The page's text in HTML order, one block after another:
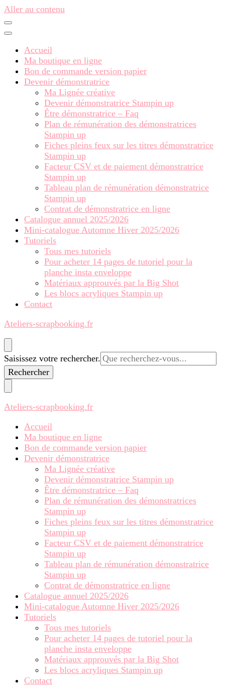
Aller au contenu
Accueil
Ma boutique en ligne
Bon de commande version papier
Devenir démonstratrice
Ma Lignée créative
Devenir démonstratrice Stampin up
Être démonstratrice – Faq
Plan de rémunération des démonstratrices
Stampin up
Fiches pleins feux sur les titres démonstratrice
Stampin up
Facteur CSV et de paiement démonstratrice
Stampin up
Tableau plan de rémunération démonstratrice
Stampin up
Contrat de démonstratrice en ligne
Catalogue annuel 2025/2026
Mini-catalogue Automne Hiver 2025/2026
Tutoriels
Tous mes tutoriels
Pour acheter 14 pages de tutoriel pour la
planche insta enveloppe
Matériaux approuvés par la Big Shot
Les blocs acryliques Stampin up
Contact
Ateliers-scrapbooking.fr
Vous
recherchiez
quelque
Saisissez votre rechercher.
Ateliers-scrapbooking.fr
Accueil
Ma boutique en ligne
Bon de commande version papier
Devenir démonstratrice
Ma Lignée créative
Devenir démonstratrice Stampin up
Être démonstratrice – Faq
Plan de rémunération des démonstratrices
Stampin up
Fiches pleins feux sur les titres démonstratrice
Stampin up
Facteur CSV et de paiement démonstratrice
Stampin up
Tableau plan de rémunération démonstratrice
Stampin up
Contrat de démonstratrice en ligne
Catalogue annuel 2025/2026
Mini-catalogue Automne Hiver 2025/2026
Tutoriels
Tous mes tutoriels
Pour acheter 14 pages de tutoriel pour la
planche insta enveloppe
Matériaux approuvés par la Big Shot
Les blocs acryliques Stampin up
Contact